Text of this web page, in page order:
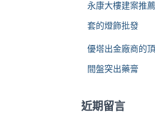
永康大樓建案推
套的燈飾批發
優塔出金廠商的
間盤突出藥膏
近期留言